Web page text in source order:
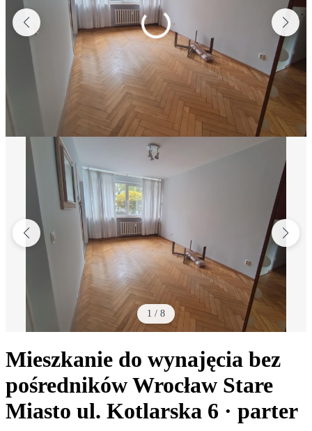
1 / 8
Mieszkanie do wynajęcia bez
pośrednikówWrocław Stare
Miasto ul. Kotlarska 6 · parter